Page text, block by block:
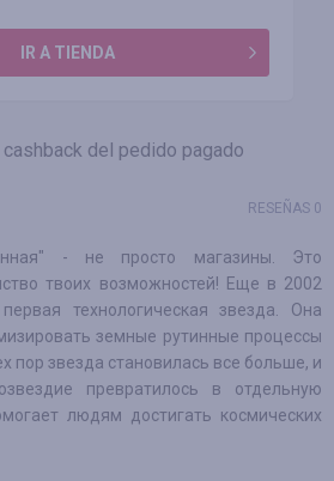
IR A TIENDA
cashback del pedido pagado
RESEÑAS 0
- не просто магазины. Это
твоих возможностей! Еще в 2002
технологическая звезда. Она
земные рутинные процессы
пор звезда становилась все больше, и
превратилось в отдельную
людям достигать космических